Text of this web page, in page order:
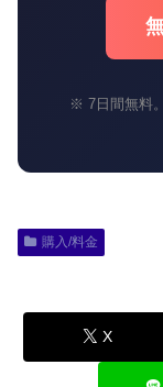
※ 7日間無料
購入/料金
X